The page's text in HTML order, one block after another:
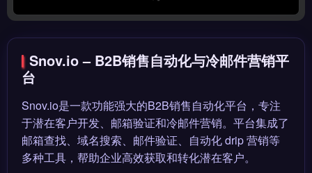
Snov.io – B2B销售自动化与冷邮件营销平
台
Snov.io是一款功能强大的B2B销售自动化平台，专注
于潜在客户开发、邮箱验证和冷邮件营销。平台集成了
邮箱查找、域名搜索、邮件验证、自动化 drip 营销等
多种工具，帮助企业高效获取和转化潜在客户。